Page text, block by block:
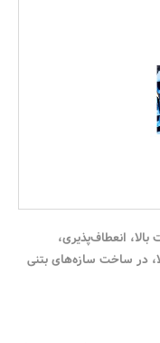
انعطاف‌پذیری،
در ساخت سازه‌های بتنی